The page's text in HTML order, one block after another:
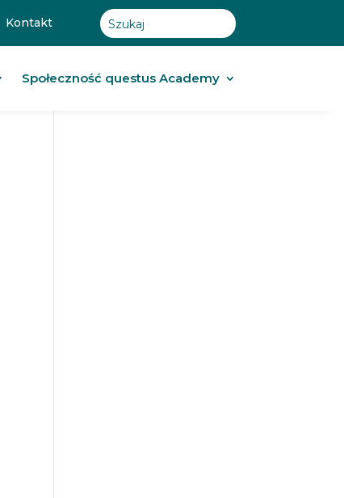
Kontakt
Społeczność questus Academy